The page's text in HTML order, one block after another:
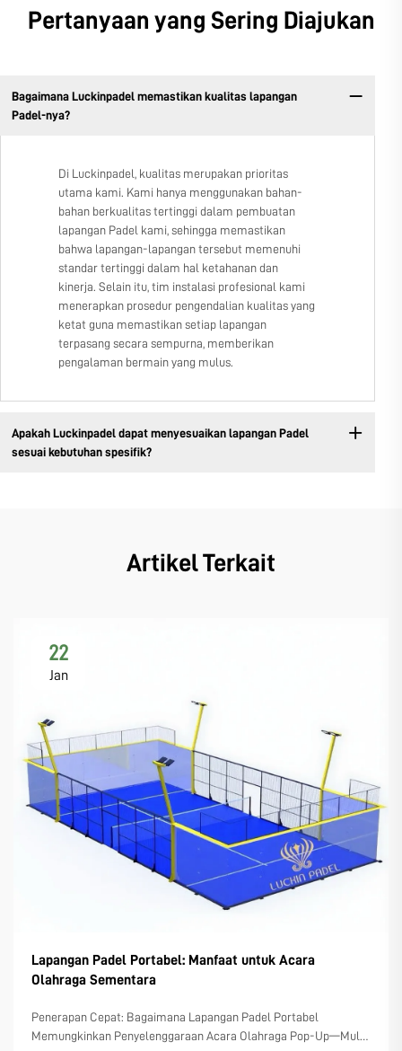
Pertanyaan yang Sering Diajukan
Bagaimana Luckinpadel memastikan kualitas lapangan
Padel-nya?
Di Luckinpadel, kualitas merupakan prioritas
utama kami. Kami hanya menggunakan bahan-
bahan berkualitas tertinggi dalam pembuatan
lapangan Padel kami, sehingga memastikan
bahwa lapangan-lapangan tersebut memenuhi
standar tertinggi dalam hal ketahanan dan
kinerja. Selain itu, tim instalasi profesional kami
menerapkan prosedur pengendalian kualitas yang
ketat guna memastikan setiap lapangan
terpasang secara sempurna, memberikan
pengalaman bermain yang mulus.
Apakah Luckinpadel dapat menyesuaikan lapangan Padel
sesuai kebutuhan spesifik?
Artikel Terkait
22
Jan
Lapangan Padel Portabel: Manfaat untuk Acara
Olahraga Sementara
Penerapan Cepat: Bagaimana Lapangan Padel Portabel
Memungkinkan Penyelenggaraan Acara Olahraga Pop-Up—Mulai